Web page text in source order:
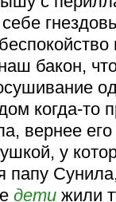
бакон,
когда-то
вернее его
у
папу
дети жили